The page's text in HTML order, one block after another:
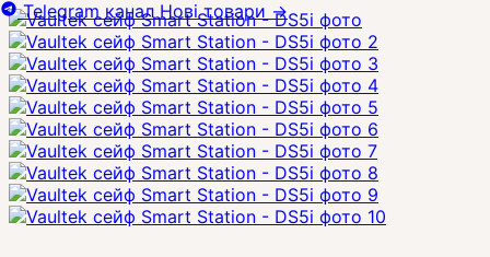
Telegram канал Нові товари →